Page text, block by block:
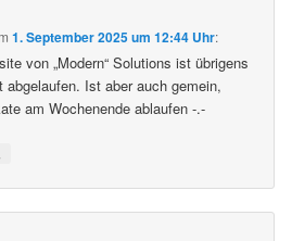
1. September 2025 um 12:44 Uhr:
von „Modern“ Solutions ist übrigens
abgelaufen. Ist aber auch gemein,
am Wochenende ablaufen -.-